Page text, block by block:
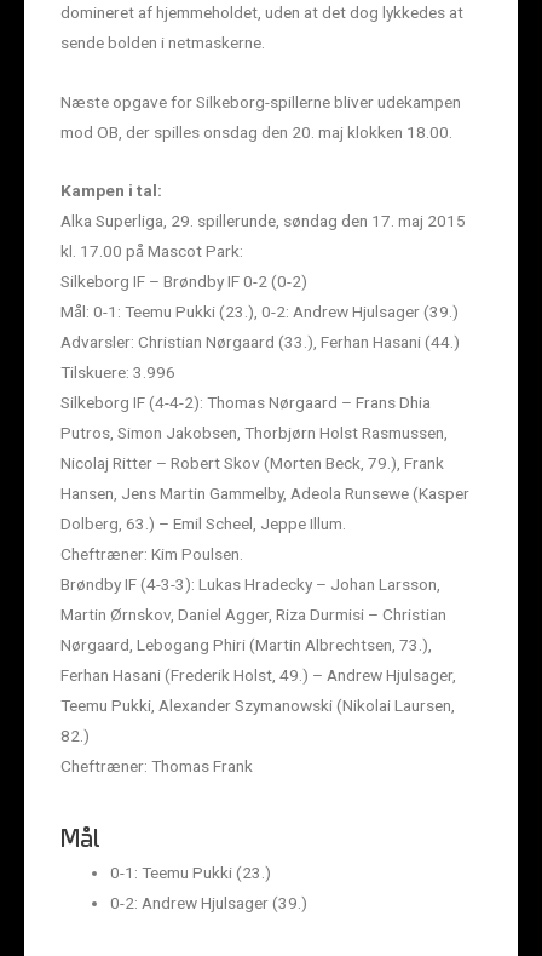
domineret af hjemmeholdet, uden at det dog lykkedes at
sende bolden i netmaskerne.
Næste opgave for Silkeborg-spillerne bliver udekampen
mod OB, der spilles onsdag den 20. maj klokken 18.00.
Kampen i tal:
Alka Superliga, 29. spillerunde, søndag den 17. maj 2015
kl. 17.00 på Mascot Park:
Silkeborg IF – Brøndby IF 0-2 (0-2)
Mål: 0-1: Teemu Pukki (23.), 0-2: Andrew Hjulsager (39.)
Advarsler: Christian Nørgaard (33.), Ferhan Hasani (44.)
Tilskuere: 3.996
Silkeborg IF (4-4-2): Thomas Nørgaard – Frans Dhia
Putros, Simon Jakobsen, Thorbjørn Holst Rasmussen,
Nicolaj Ritter – Robert Skov (Morten Beck, 79.), Frank
Hansen, Jens Martin Gammelby, Adeola Runsewe (Kasper
Dolberg, 63.) – Emil Scheel, Jeppe Illum.
Cheftræner: Kim Poulsen.
Brøndby IF (4-3-3): Lukas Hradecky – Johan Larsson,
Martin Ørnskov, Daniel Agger, Riza Durmisi – Christian
Nørgaard, Lebogang Phiri (Martin Albrechtsen, 73.),
Ferhan Hasani (Frederik Holst, 49.) – Andrew Hjulsager,
Teemu Pukki, Alexander Szymanowski (Nikolai Laursen,
82.)
Cheftræner: Thomas Frank
Mål
0-1: Teemu Pukki (23.)
0-2: Andrew Hjulsager (39.)